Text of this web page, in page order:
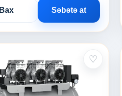
Bax Səbətə at
♡